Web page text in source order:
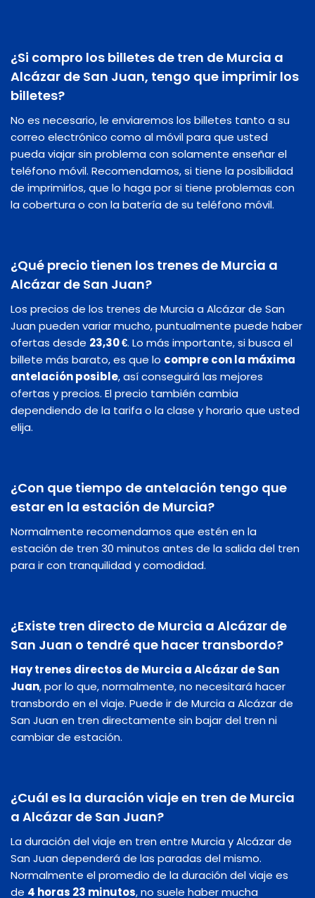
¿Si compro los billetes de tren de Murcia a
Alcázar de San Juan, tengo que imprimir los
billetes?
No es necesario, le enviaremos los billetes tanto a su
correo electrónico como al móvil para que usted
pueda viajar sin problema con solamente enseñar el
teléfono móvil. Recomendamos, si tiene la posibilidad
de imprimirlos, que lo haga por si tiene problemas con
la cobertura o con la batería de su teléfono móvil.
¿Qué precio tienen los trenes de Murcia a
Alcázar de San Juan?
Los precios de los trenes de Murcia a Alcázar de San
Juan pueden variar mucho, puntualmente puede haber
ofertas desde 23,30 €. Lo más importante, si busca el
billete más barato, es que lo compre con la máxima
antelación posible, así conseguirá las mejores
ofertas y precios. El precio también cambia
dependiendo de la tarifa o la clase y horario que usted
elija.
¿Con que tiempo de antelación tengo que
estar en la estación de Murcia?
Normalmente recomendamos que estén en la
estación de tren 30 minutos antes de la salida del tren
para ir con tranquilidad y comodidad.
¿Existe tren directo de Murcia a Alcázar de
San Juan o tendré que hacer transbordo?
Hay trenes directos de Murcia a Alcázar de San
Juan, por lo que, normalmente, no necesitará hacer
transbordo en el viaje. Puede ir de Murcia a Alcázar de
San Juan en tren directamente sin bajar del tren ni
cambiar de estación.
¿Cuál es la duración viaje en tren de Murcia
a Alcázar de San Juan?
La duración del viaje en tren entre Murcia y Alcázar de
San Juan dependerá de las paradas del mismo.
Normalmente el promedio de la duración del viaje es
de 4 horas 23 minutos, no suele haber mucha